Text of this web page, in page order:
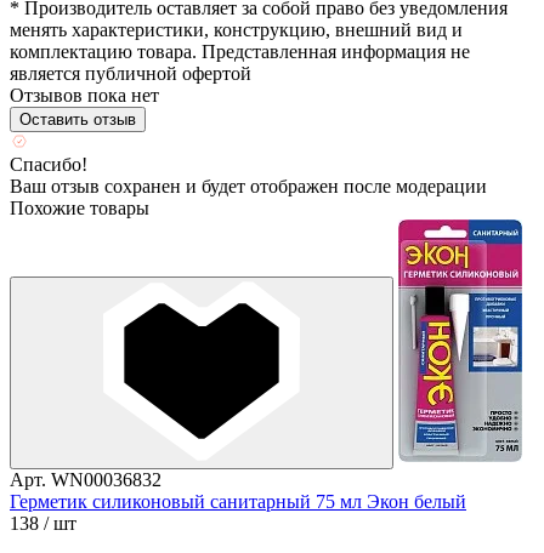
* Производитель оставляет за собой право без уведомления
менять характеристики, конструкцию, внешний вид и
комплектацию товара. Представленная информация не
является публичной офертой
Отзывов пока нет
Оставить отзыв
Спасибо!
Ваш отзыв сохранен и будет отображен после модерации
Похожие товары
Арт. WN00036832
Герметик силиконовый санитарный 75 мл Экон белый
138 / шт